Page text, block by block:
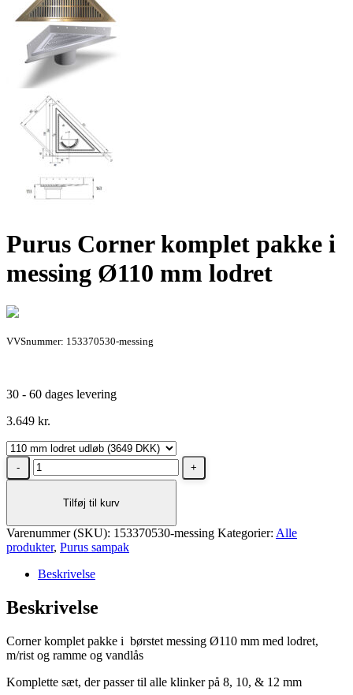
Purus Corner komplet pakke i
messing Ø110 mm lodret
VVSnummer: 153370530-messing
30 - 60 dages levering
3.649 kr.
Purus
Corner
messing
Ø110
lodret
Tilføj til kurv
Varenummer (SKU): 153370530-messing Kategorier: Alle
produkter, Purus sampak
Beskrivelse
Beskrivelse
Corner komplet pakke i børstet messing Ø110 mm med lodret,
m/rist og ramme og vandlås
Komplette sæt, der passer til alle klinker på 8, 10, & 12 mm